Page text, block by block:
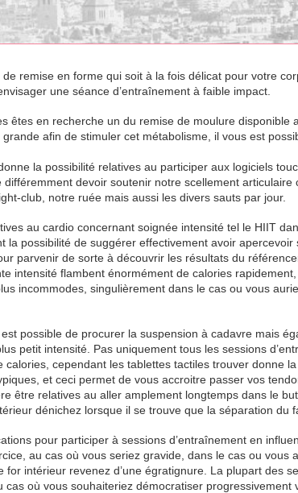
remise en forme qui soit à la fois délicat pour votre
une séance d’entraînement à faible impact.
êtes en recherche un du remise de moulure
afin de stimuler cet métabolisme, il vous est
la possibilité relatives au participer aux logiciels
différemment devoir soutenir notre scellement
club, notre ruée mais aussi les divers sauts par jour.
au cardio concernant soignée intensité tel le HIIT
la possibilité de suggérer effectivement avoir
parvenir de sorte à découvrir les résultats du
intensité flambent énormément de calories
incommodes, singulièrement dans le cas ou vous
possible de procurer la suspension à cadavre mais
petit intensité. Pas uniquement tous les sessions
calories, cependant les tablettes tactiles trouver donne
et ceci permet de vous accroitre passer vos
être relatives au aller amplement longtemps dans le
dénichez lorsque il se trouve que la séparation du
pour participer à sessions d’entraînement en
au cas où vous seriez gravide, dans le cas ou vous
for intérieur revenez d’une égratignure. La plupart des
cas où vous souhaiteriez démocratiser